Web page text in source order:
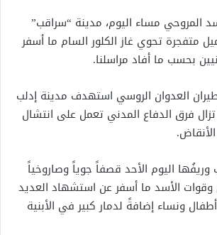
المروحي مساء اليوم، مدينة “سراقب”
متفجرة تحوي غاز الكلور السام ما أسفر
بحسب ما أفاد مراسلنا.
العدوان الروسي استهدف مدينة إدلب
تزال فرق الدفاع المدني تعمل على انتشال
اليوم الأحد قصفاً جوياً وصاروخياً
الأسد ما أسفر عن استشهاد العديد
ونساء إضافةً لدمار كبير في الأبنية